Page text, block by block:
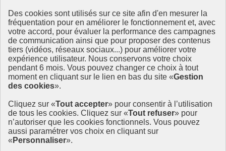
Des cookies sont utilisés sur ce site afin d'en mesurer la
fréquentation pour en améliorer le fonctionnement et, avec
votre accord, pour évaluer la performance des campagnes
de communication ainsi que pour proposer des contenus
tiers (vidéos, réseaux sociaux...) pour améliorer votre
expérience utilisateur. Nous conservons votre choix
pendant 6 mois. Vous pouvez changer ce choix à tout
moment en cliquant sur le lien en bas du site «Gestion
des cookies».
Cliquez sur «Tout accepter» pour consentir à l’utilisation
de tous les cookies. Cliquez sur «Tout refuser» pour
n’autoriser que les cookies fonctionnels. Vous pouvez
aussi paramétrer vos choix en cliquant sur
« Personnaliser».
Rapport 2024 sur l’écart entre les besoins et les
perspectives en matière de réduction des émissions
Le Rapport 2024 sur l’écart entre les besoins et les perspectives en
matière de réduction des émissions est le rapport annuel de la série
institutionnelle du PNUE traditionnellement lancé avant les
négociations annuelles sur le climat.